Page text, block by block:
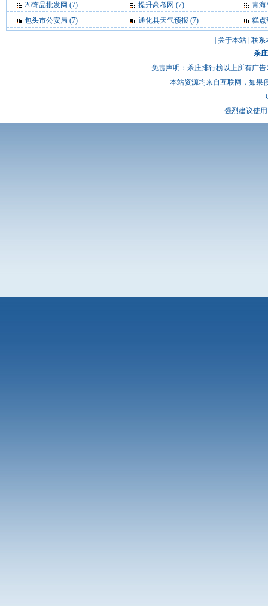
26饰品批发网 (7) 提升高考网 (7)
青海
包头市公安局 (7) 通化县天气预报 (7) 糕点
关于本站 联系
杀
免责声明：杀庄排行榜以上所有广
本站资源均来自互联网，如果
强烈建议使